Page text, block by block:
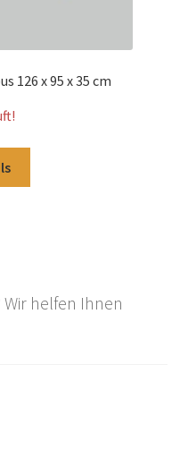
126 x 95 x 35 cm
helfen Ihnen